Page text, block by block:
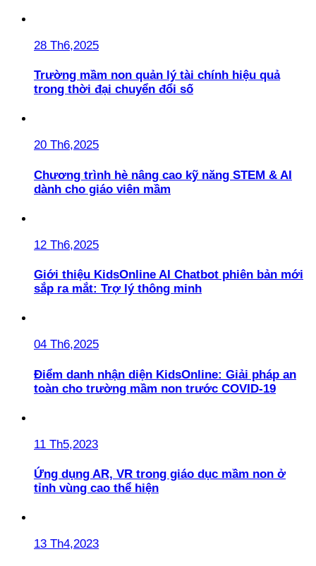
28 Th6,2025
Trường mầm non quản lý tài chính hiệu quả
trong thời đại chuyển đổi số
20 Th6,2025
Chương trình hè nâng cao kỹ năng STEM & AI
dành cho giáo viên mầm
12 Th6,2025
Giới thiệu KidsOnline AI Chatbot phiên bản mới
sắp ra mắt: Trợ lý thông minh
04 Th6,2025
Điểm danh nhận diện KidsOnline: Giải pháp an
toàn cho trường mầm non trước COVID-19
11 Th5,2023
Ứng dụng AR, VR trong giáo dục mầm non ở
tỉnh vùng cao thể hiện
13 Th4,2023